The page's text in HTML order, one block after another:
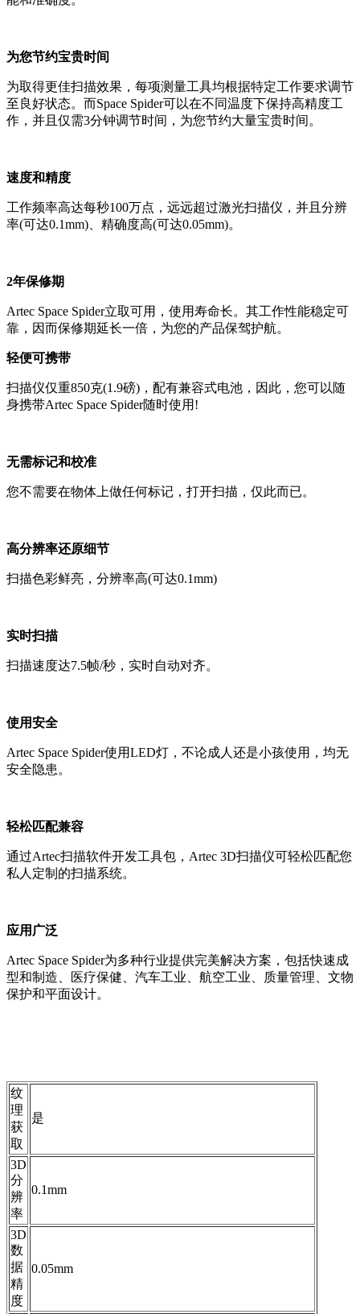
为您节约宝贵时间
为取得更佳扫描效果，每项测量工具均根据特定工作要求调节
至良好状态。而Space Spider可以在不同温度下保持高精度工
作，并且仅需3分钟调节时间，为您节约大量宝贵时间。
速度和精度
工作频率高达每秒100万点，远远超过激光扫描仪，并且分辨
率(可达0.1mm)、精确度高(可达0.05mm)。
2年保修期
Artec Space Spider立取可用，使用寿命长。其工作性能稳定可
靠，因而保修期延长一倍，为您的产品保驾护航。
轻便可携带
扫描仪仅重850克(1.9磅)，配有兼容式电池，因此，您可以随
身携带Artec Space Spider随时使用!
无需标记和校准
您不需要在物体上做任何标记，打开扫描，仅此而已。
高分辨率还原细节
扫描色彩鲜亮，分辨率高(可达0.1mm)
实时扫描
扫描速度达7.5帧/秒，实时自动对齐。
使用安全
Artec Space Spider使用LED灯，不论成人还是小孩使用，均无
安全隐患。
轻松匹配兼容
通过Artec扫描软件开发工具包，Artec 3D扫描仪可轻松匹配您
私人定制的扫描系统。
应用广泛
Artec Space Spider为多种行业提供完美解决方案，包括快速成
型和制造、医疗保健、汽车工业、航空工业、质量管理、文物
保护和平面设计。
纹
理
获
取
是
3D
分
辨
率
0.1mm
3D
数
据
精
度
0.05mm